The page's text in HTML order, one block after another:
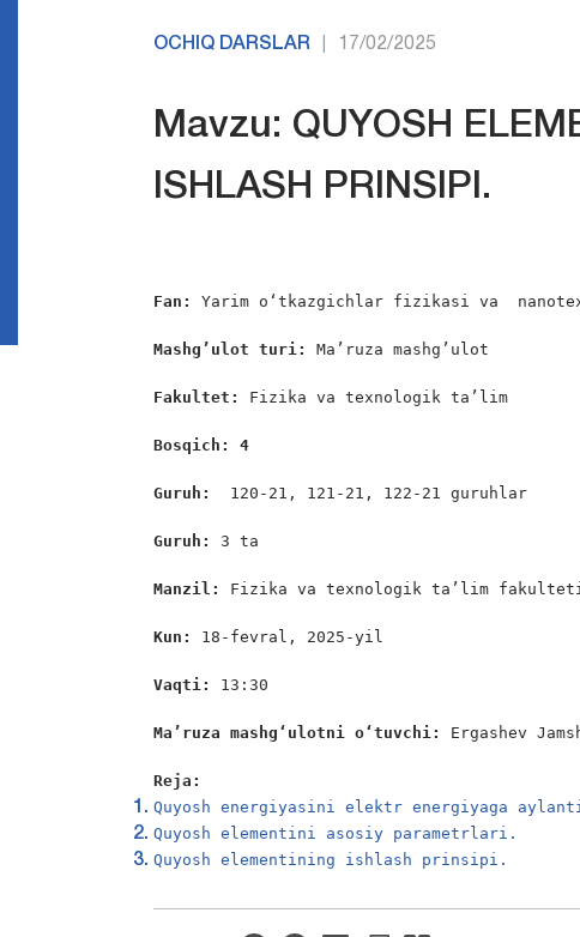
OCHIQ DARSLAR 17/02/2025
Mavzu: QUYOSH
ISHLASH PRINSIPI.
Fan: Yarim oʻtkazgichlar fizikasi va
Mashg’ulot turi: Ma’ruza mashg’ulot
Fakultet: Fizika va texnologik ta’lim
Bosqich: 4
Guruh: 120-21, 121-21, 122-21 guruhlar
Guruh: 3 ta
Manzil: Fizika va texnologik ta’lim
Kun: 18-fevral, 2025-yil
Vaqti: 13:30
Ma’ruza mashgʻulotni oʻtuvchi: Ergashev
Reja:
Quyosh energiyasini elektr energiyaga
Quyosh elementini asosiy parametrlari.
Quyosh elementining ishlash prinsipi.